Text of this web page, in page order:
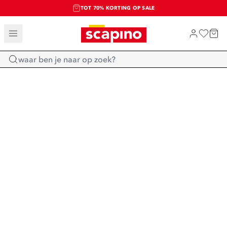
TOT 70% KORTING OP SALE
SALE: LAATSTE KANS!
SHOP NIEUW
Home